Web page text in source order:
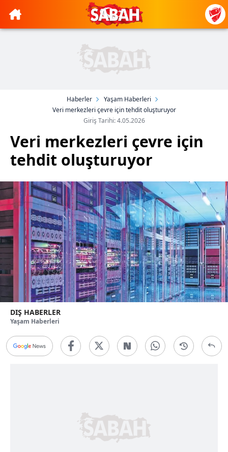
Haberler
Yaşam Haberleri
Veri merkezleri çevre için tehdit oluşturuyor
Giriş Tarihi: 4.05.2026
Veri merkezleri çevre için
tehdit oluşturuyor
DIŞ HABERLER
Yaşam Haberleri